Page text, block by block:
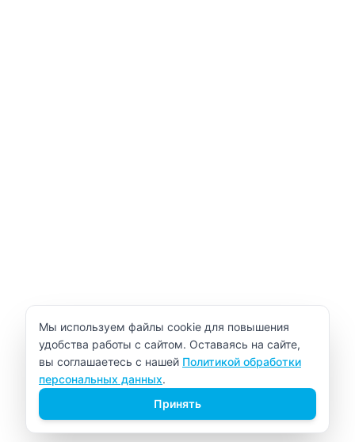
Уведомление об использовании cookie
Мы используем файлы cookie для повышения
удобства работы с сайтом. Оставаясь на сайте,
вы соглашаетесь с нашей Политикой обработки
персональных данных.
Принять